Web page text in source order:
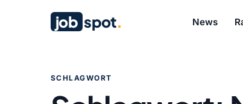
job spot. News
SCHLAGWORT